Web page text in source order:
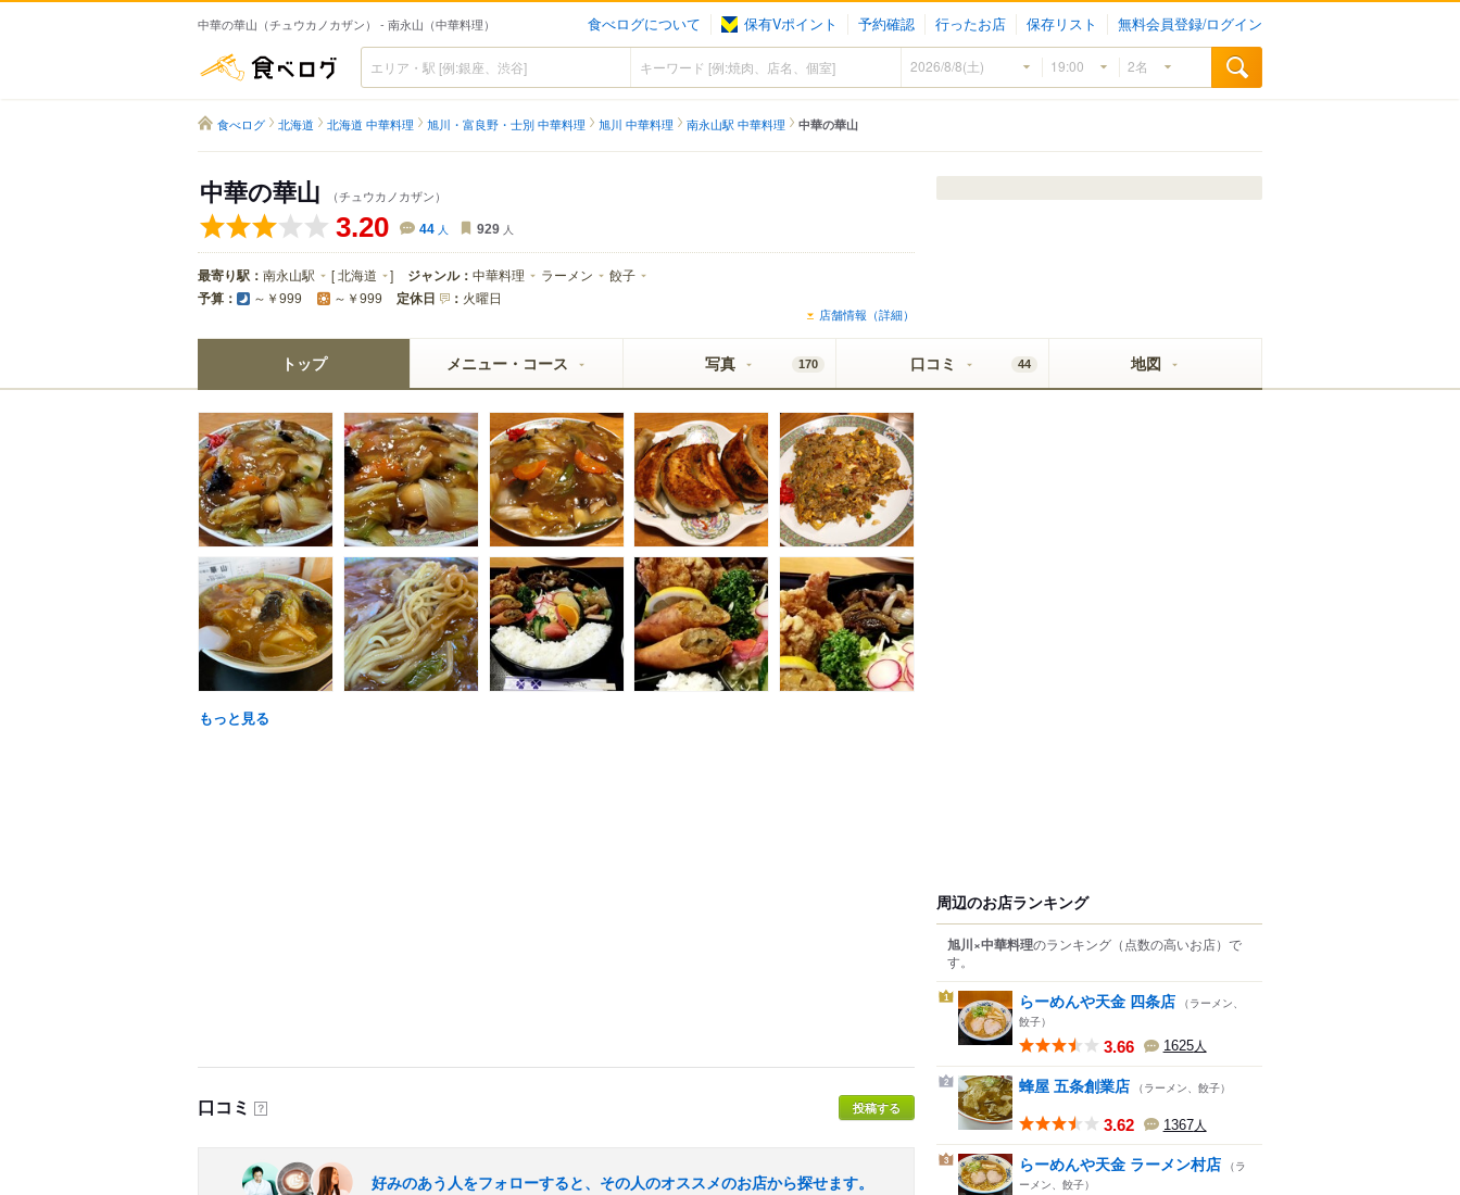
中華の華山（チュウカノカザン） - 南永山（中華料理） 食べログについて 保有Vポイント 予約確認 行ったお店 保存リスト 無料会員登録/ログイン
食べログ
食べログ 北海道 北海道 中華料理 旭川・富良野・士別 中華料理 旭川 中華料理 南永山駅 中華料理 中華の華山
中華の華山 （チュウカノカザン）
3.20 44 人 929 人
最寄り駅： 南永山駅 [北海道 ] ジャンル： 中華料理 ラーメン 餃子
予算： ～￥999 ～￥999 定休日 ： 火曜日
店舗情報（詳細）
トップ メニュー・コース 写真 170 口コミ 44 地図
もっと見る
口コミ ？ 投稿する
好みのあう人をフォローすると、その人のオススメのお店から探せます。
周辺のお店ランキング
旭川×中華料理のランキング （点数の高いお店） で
す。
1 らーめんや天金 四条店 （ラーメン、
餃子）
3.66 1625人
2 蜂屋 五条創業店 （ラーメン、餃子）
3.62 1367人
3 らーめんや天金 ラーメン村店 （ラ
ーメン、餃子）